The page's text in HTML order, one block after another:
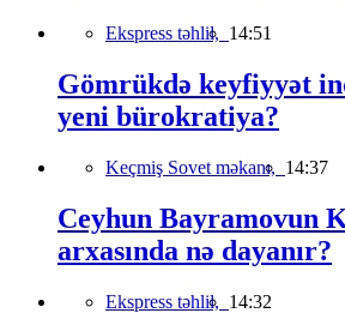
Ekspress təhlil, 14:51
Gömrükdə keyfiyyət
yeni bürokratiya?
Keçmiş Sovet məkanı, 14:37
Ceyhun Bayramovun
arxasında nə dayanır?
Ekspress təhlil, 14:32